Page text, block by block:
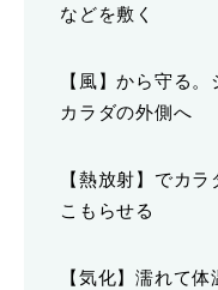
などを敷く
【風】から守る
カラダの外側へ
【熱放射】でカ
こもらせる
【気化】濡れて